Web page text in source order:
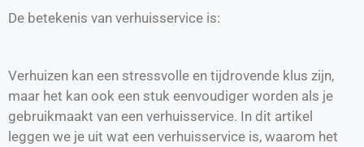
De betekenis van verhuisservice is:
Verhuizen kan een stressvolle en tijdrovende klus zijn,
maar het kan ook een stuk eenvoudiger worden als je
gebruikmaakt van een verhuisservice. In dit artikel
leggen we je uit wat een verhuisservice is, waarom het